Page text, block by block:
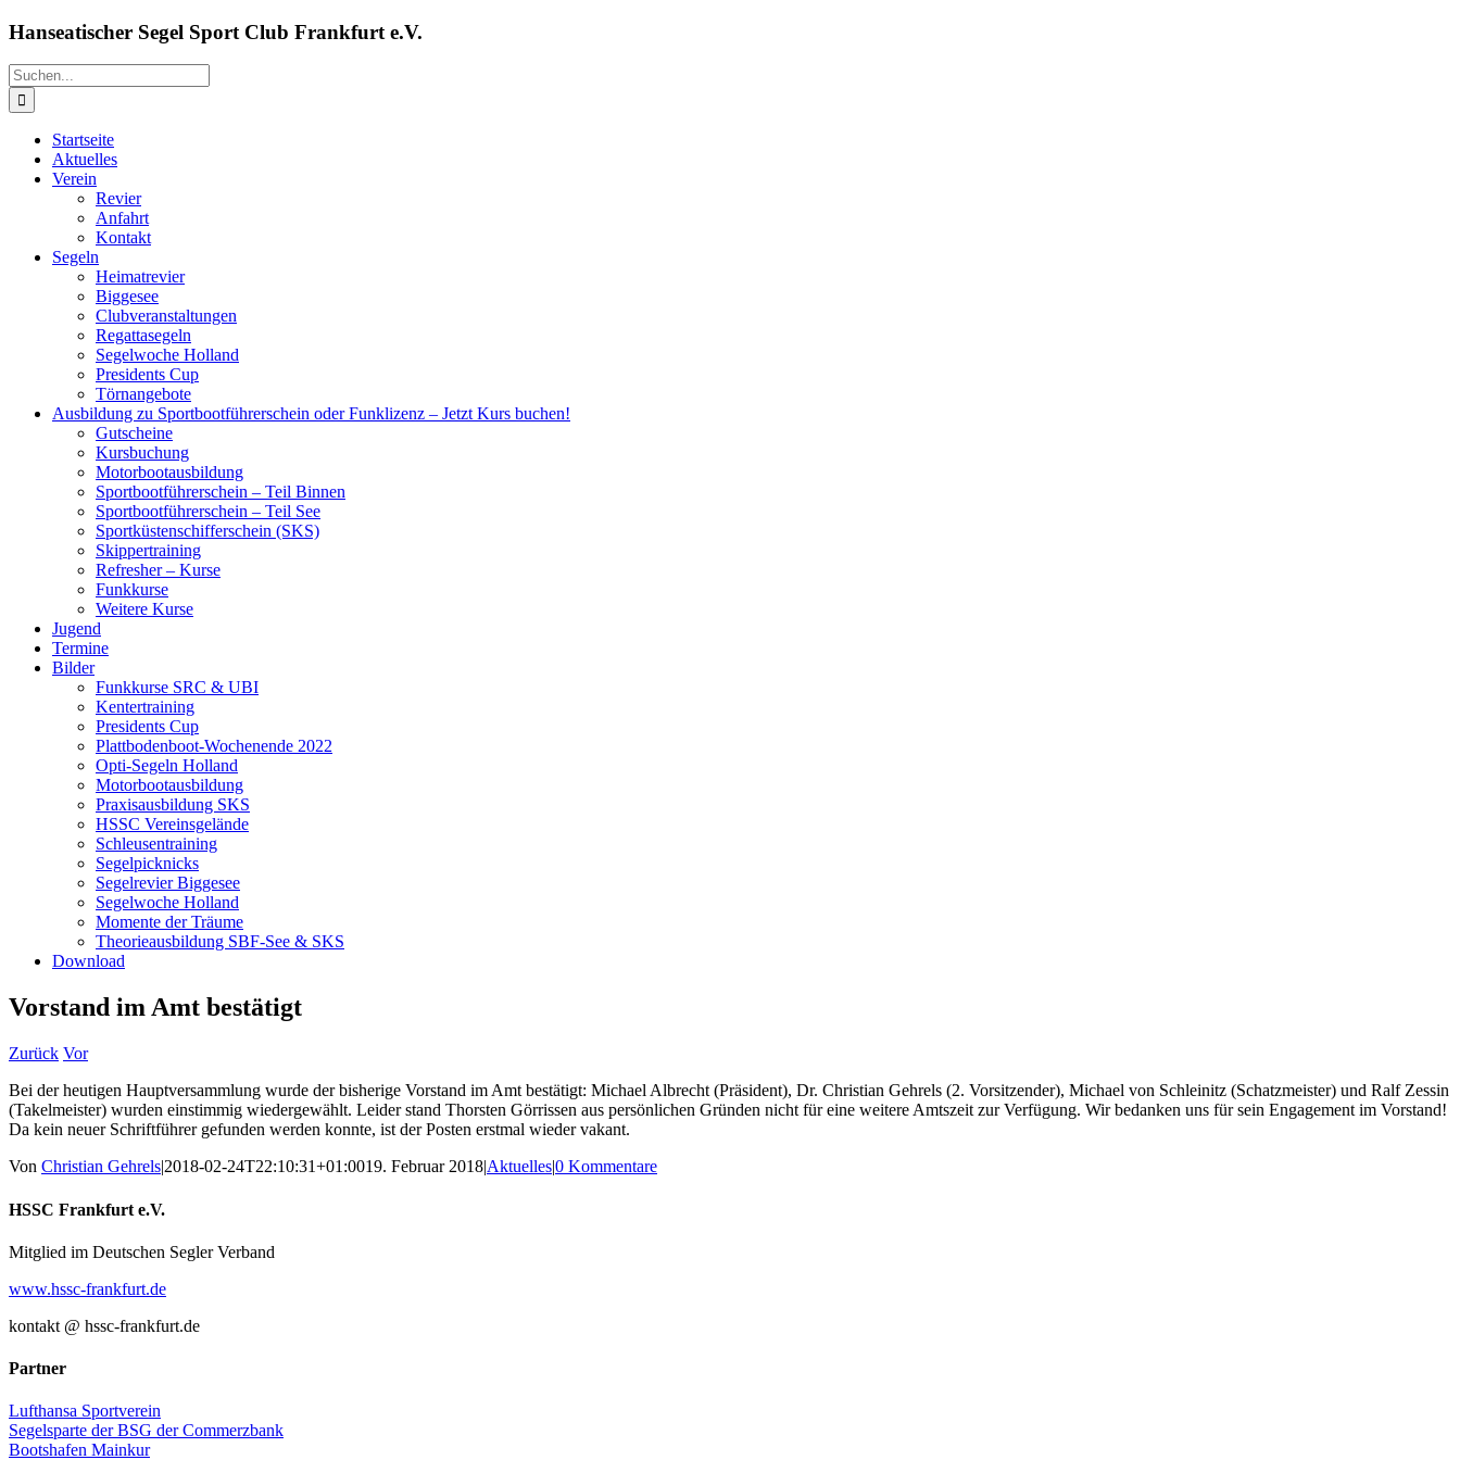
Zum
springen
Hanseatischer Segel Sport Club Frankfurt e.V.
Suche
nach:
Startseite
Aktuelles
Verein
Revier
Anfahrt
Kontakt
Segeln
Heimatrevier
Biggesee
Clubveranstaltungen
Regattasegeln
Segelwoche Holland
Presidents Cup
Törnangebote
Ausbildung zu Sportbootführerschein oder Funklizenz – Jetzt Kurs buchen!
Gutscheine
Kursbuchung
Motorbootausbildung
Sportbootführerschein – Teil Binnen
Sportbootführerschein – Teil See
Sportküstenschifferschein (SKS)
Skippertraining
Refresher – Kurse
Funkkurse
Weitere Kurse
Jugend
Termine
Bilder
Funkkurse SRC & UBI
Kentertraining
Presidents Cup
Plattbodenboot-Wochenende 2022
Opti-Segeln Holland
Motorbootausbildung
Praxisausbildung SKS
HSSC Vereinsgelände
Schleusentraining
Segelpicknicks
Segelrevier Biggesee
Segelwoche Holland
Momente der Träume
Theorieausbildung SBF-See & SKS
Download
Vorstand im Amt bestätigt
Zurück Vor
Bei der heutigen Hauptversammlung wurde der bisherige Vorstand im Amt bestätigt: Michael Albrecht (Präsident), Dr. Christian Gehrels (2. Vorsitzender), Michael von Schleinitz (Schatzmeister) und Ralf Zessin
(Takelmeister) wurden einstimmig wiedergewählt. Leider stand Thorsten Görrissen aus persönlichen Gründen nicht für eine weitere Amtszeit zur Verfügung. Wir bedanken uns für sein Engagement im Vorstand!
Da kein neuer Schriftführer gefunden werden konnte, ist der Posten erstmal wieder vakant.
Von Christian Gehrels|2018-02-24T22:10:31+01:0019. Februar 2018|Aktuelles|0 Kommentare
Facebook
X
E-
HSSC Frankfurt e.V.
Mitglied im Deutschen Segler Verband
www.hssc-frankfurt.de
kontakt @ hssc-frankfurt.de
Partner
Lufthansa Sportverein
Segelsparte der BSG der Commerzbank
Bootshafen Mainkur